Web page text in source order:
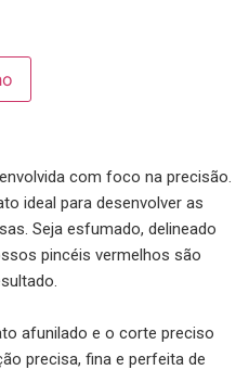
com foco na precisão.
ideal para desenvolver as
Seja esfumado, delineado
pincéis vermelhos são
afunilado e o corte preciso
precisa, fina e perfeita de